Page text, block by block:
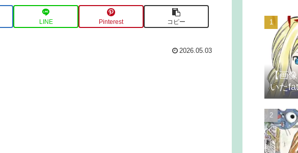
LINE Pinterest コピー
2026.05.03
【画
いた
ｗｗｗ